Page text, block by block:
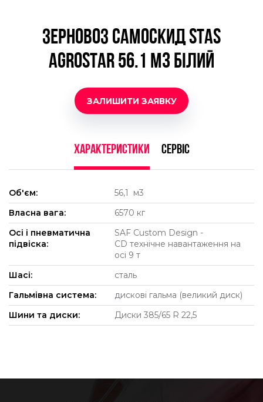
ЗЕРНОВОЗ САМОСКИД STAS
AGROSTAR 56.1 М3 БІЛИЙ
ЗАЛИШИТИ ЗАЯВКУ
ХАРАКТЕРИСТИКИ СЕРВІС
Об'єм:
56,1 м3
Власна вага:
6570 кг
Осі і пневматична
підвіска:
SAF Custom Design -
CD технічне навантаження на
осі 9 т
Шасі:
сталь
Гальмівна система:
дискові гальма (великий диск)
Шини та диски:
Диски 385/65 R 22,5